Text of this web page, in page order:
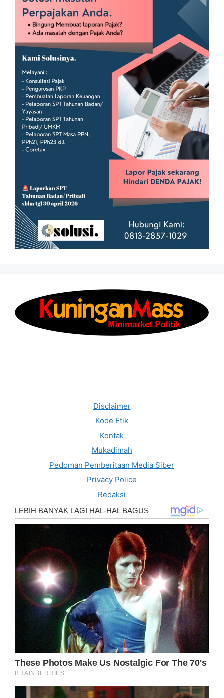
Disclaimer
Kode Etik
Kontak
Mukadimah
Pedoman Pemberitaan Media Siber
Privacy Police
Redaksi